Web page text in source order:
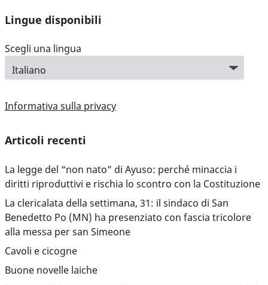
Lingue disponibili
Scegli una lingua
Informativa sulla privacy
Articoli recenti
La legge del “non nato” di Ayuso: perché minaccia i
diritti riproduttivi e rischia lo scontro con la Costituzione
La clericalata della settimana, 31: il sindaco di San
Benedetto Po (MN) ha presenziato con fascia tricolore
alla messa per san Simeone
Cavoli e cicogne
Buone novelle laiche